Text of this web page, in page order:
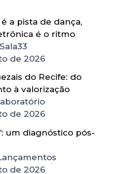
a pista de dança,
é o ritmo
de 2026
do Recife: do
à valorização
de 2026
um diagnóstico pós-
de 2026